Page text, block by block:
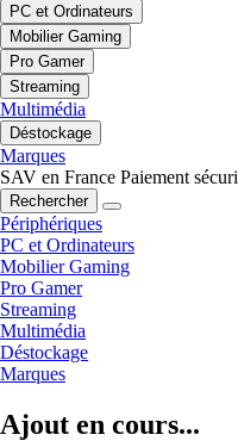
PC et Ordinateurs
Mobilier Gaming
Pro Gamer
Streaming
Multimédia
Déstockage
Marques
SAV en France Paiement
Rechercher
Périphériques
PC et Ordinateurs
Mobilier Gaming
Pro Gamer
Streaming
Multimédia
Déstockage
Marques
Ajout en cours...